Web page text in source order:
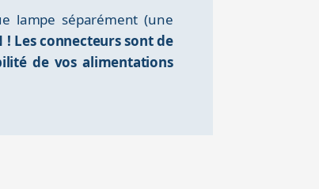
lampe séparément (une
! Les connecteurs sont de
de vos alimentations